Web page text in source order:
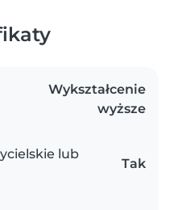
Wykształcenie
wyższe
lub
Tak